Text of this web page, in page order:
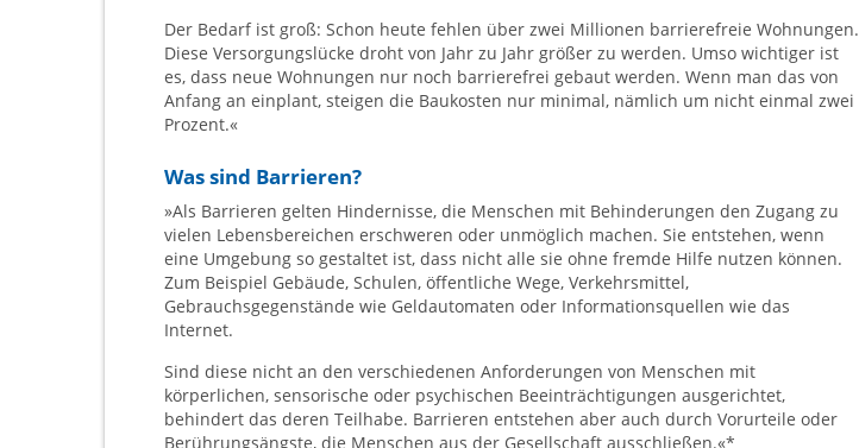
Der Bedarf ist groß: Schon heute fehlen über zwei Millionen barrierefreie Wohnungen.
Diese Versorgungslücke droht von Jahr zu Jahr größer zu werden. Umso wichtiger ist
es, dass neue Wohnungen nur noch barrierefrei gebaut werden. Wenn man das von
Anfang an einplant, steigen die Baukosten nur minimal, nämlich um nicht einmal zwei
Prozent.«
Was sind Barrieren?
»Als Barrieren gelten Hindernisse, die Menschen mit Behinderungen den Zugang zu
vielen Lebensbereichen erschweren oder unmöglich machen. Sie entstehen, wenn
eine Umgebung so gestaltet ist, dass nicht alle sie ohne fremde Hilfe nutzen können.
Zum Beispiel Gebäude, Schulen, öffentliche Wege, Verkehrsmittel,
Gebrauchsgegenstände wie Geldautomaten oder Informationsquellen wie das
Internet.
Sind diese nicht an den verschiedenen Anforderungen von Menschen mit
körperlichen, sensorische oder psychischen Beeinträchtigungen ausgerichtet,
behindert das deren Teilhabe. Barrieren entstehen aber auch durch Vorurteile oder
Berührungsängste, die Menschen aus der Gesellschaft ausschließen.«*